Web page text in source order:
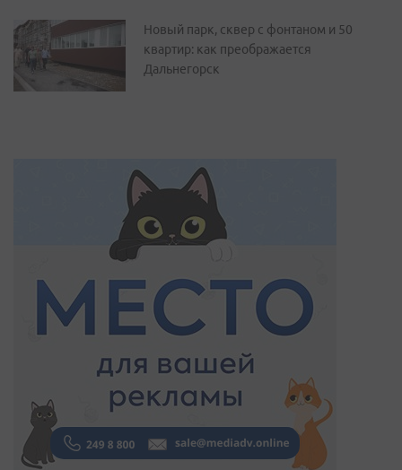
Новый парк, сквер с фонтаном и 50
квартир: как преображается
Дальнегорск